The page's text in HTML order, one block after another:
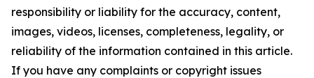
responsibility or liability for the accuracy, content,
images, videos, licenses, completeness, legality, or
reliability of the information contained in this article.
If you have any complaints or copyright issues